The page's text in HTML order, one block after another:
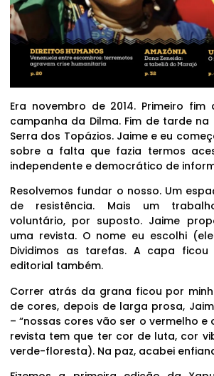
Era novembro de 2014. Primeiro fim
campanha da Dilma. Fim de tarde na
Serra dos Topázios. Jaime e eu
sobre a falta que fazia termos
independente e democrático de
Resolvemos fundar o nosso. Um
de resistência. Mais um
voluntário, por suposto. Jaime
uma revista. O nome eu escolhi
Dividimos as tarefas. A capa
editorial também.
Correr atrás da grana ficou por
de cores, depois de larga prosa,
– “nossas cores vão ser o vermelho
revista tem que ter cor de luta, cor
verde-floresta). Na paz, acabei